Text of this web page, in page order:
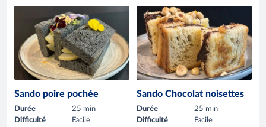
Sando poire pochée
Durée
25 min
Difficulté
Facile
Sando Chocolat noisettes
Durée
25 min
Difficulté
Facile